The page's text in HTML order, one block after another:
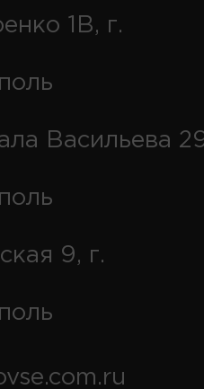
1В, г.
Васильева
9, г.